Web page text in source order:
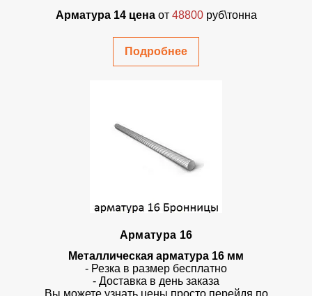
Арматура 14 цена от 48800 руб\тонна
Подробнее
Арматура 16
Металлическая арматура 16 мм
- Резка в размер бесплатно
- Доставка в день заказа
Вы можете узнать цены просто перейдя по